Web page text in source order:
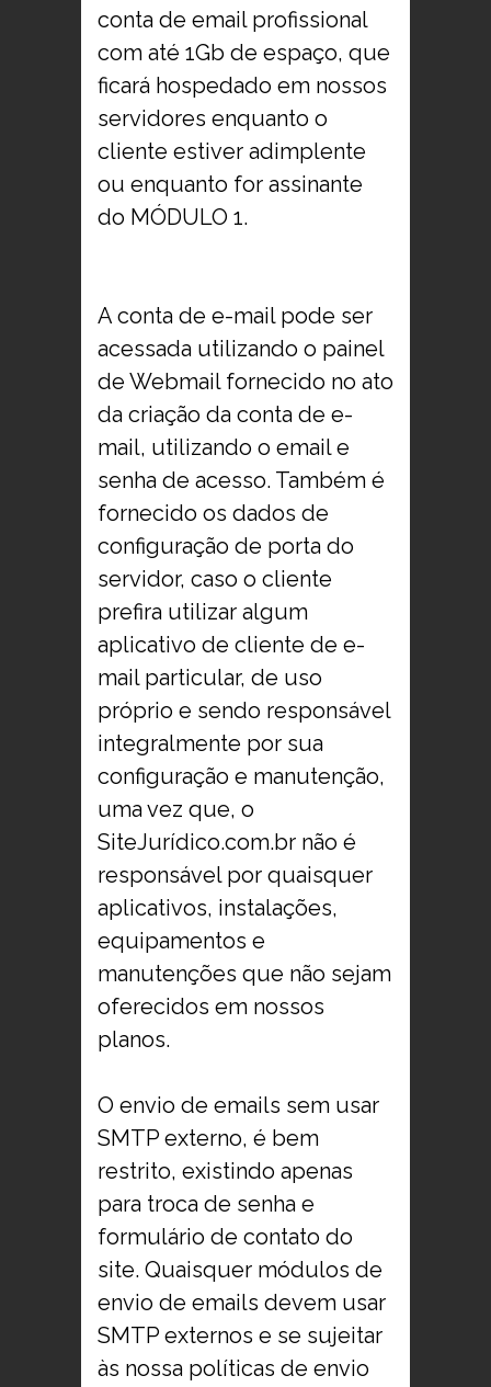
conta de email profissional
com até 1Gb de espaço, que
ficará hospedado em nossos
servidores enquanto o
cliente estiver adimplente
ou enquanto for assinante
do MÓDULO 1.
A conta de e-mail pode ser
acessada utilizando o painel
de Webmail fornecido no ato
da criação da conta de e-
mail, utilizando o email e
senha de acesso. Também é
fornecido os dados de
configuração de porta do
servidor, caso o cliente
prefira utilizar algum
aplicativo de cliente de e-
mail particular, de uso
próprio e sendo responsável
integralmente por sua
configuração e manutenção,
uma vez que, o
SiteJurídico.com.br não é
responsável por quaisquer
aplicativos, instalações,
equipamentos e
manutenções que não sejam
oferecidos em nossos
planos.
O envio de emails sem usar
SMTP externo, é bem
restrito, existindo apenas
para troca de senha e
formulário de contato do
site. Quaisquer módulos de
envio de emails devem usar
SMTP externos e se sujeitar
às nossa políticas de envio